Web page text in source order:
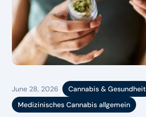
June 28, 2026 Cannabis & Gesundheit
Medizinisches Cannabis allgemein